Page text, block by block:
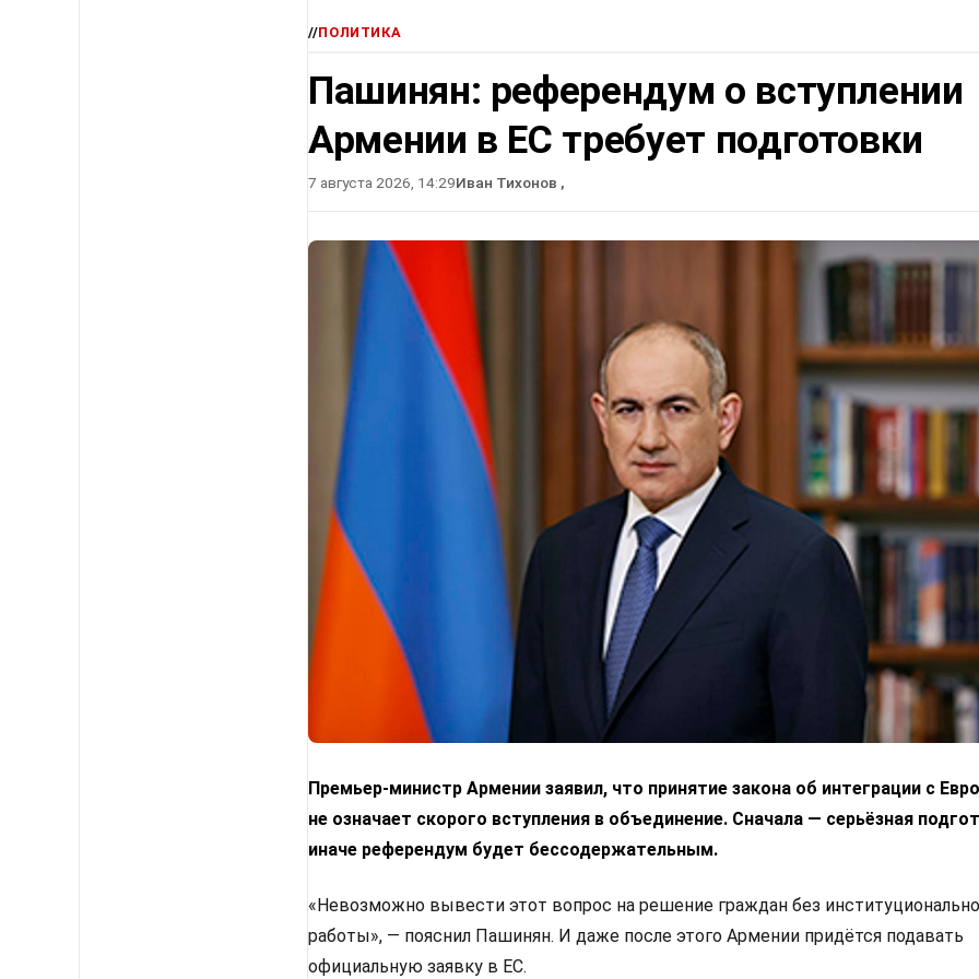
//ПОЛИТИКА
Пашинян: референдум о вступлении
Армении в ЕС требует подготовки
7 августа 2026, 14:29Иван Тихонов ,
Премьер-министр Армении заявил, что принятие закона об интеграции с
не означает скорого вступления в объединение. Сначала — серьёзная
иначе референдум будет бессодержательным.
«Невозможно вывести этот вопрос на решение граждан без
работы», — пояснил Пашинян. И даже после этого Армении придётся подавать
официальную заявку в ЕС.